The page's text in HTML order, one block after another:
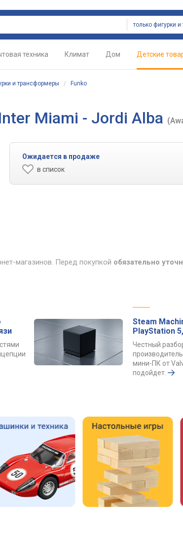
техника Климат Дом Детские
и трансформеры / Funko
Miami - Jordi Alba
Ожидается в продаже
в список
магазинов. Перед покупкой обязательно
Steam
PlayStation
Честный
мини-ПК от
подойдет.